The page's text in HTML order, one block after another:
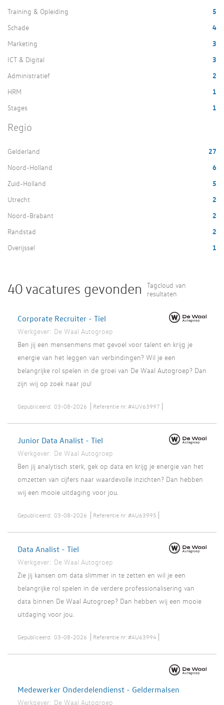
Training & Opleiding
5
Schade
4
Marketing
3
ICT & Digital
3
Administratief
2
HRM
1
Stages
1
Regio
Gelderland
27
Noord-Holland
6
Zuid-Holland
5
Utrecht
2
Noord-Brabant
2
Randstad
2
Overijssel
1
40 vacatures gevonden
Tagcloud van
resultaten
Corporate Recruiter - Tiel
Werkgever: De Waal Autogroep
Ben jij een mensenmens met gevoel voor talent en krijg je
energie van het leggen van verbindingen? Wil je een
belangrijke rol spelen in de groei van De Waal Autogroep? Dan
zijn wij op zoek naar jou!
Gepubliceerd: 03-08-2026 Referentie nr: #AUV63997
Junior Data Analist - Tiel
Werkgever: De Waal Autogroep
Ben jij analytisch sterk, gek op data en krijg je energie van het
omzetten van cijfers naar waardevolle inzichten? Dan hebben
wij een mooie uitdaging voor jou.
Gepubliceerd: 03-08-2026 Referentie nr: #AU63995
Data Analist - Tiel
Werkgever: De Waal Autogroep
Zie jij kansen om data slimmer in te zetten en wil je een
belangrijke rol spelen in de verdere professionalisering van
data binnen De Waal Autogroep? Dan hebben wij een mooie
uitdaging voor jou.
Gepubliceerd: 03-08-2026 Referentie nr: #AU63994
Medewerker Onderdelendienst - Geldermalsen
Werkgever: De Waal Autogroep